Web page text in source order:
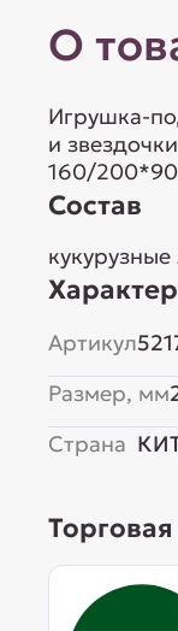
О
Игрушка-
и
160/
Состав
Артикул
Размер, мм
Страна